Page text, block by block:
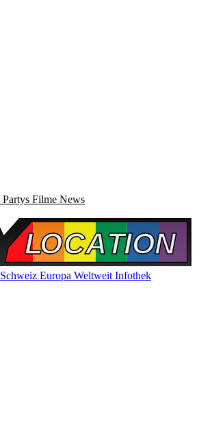
Partys Filme News
Schweiz Europa Weltweit Infothek